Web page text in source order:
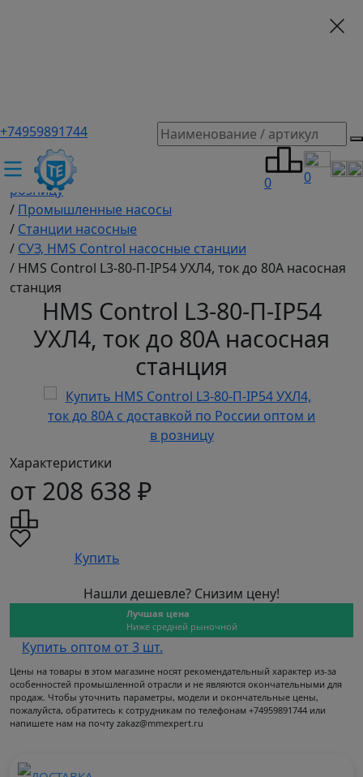
+74959891744
0 0
ТЕХЭКСПЕРТ российский производитель частотные
преобразователи, насосы, и вентиляция
/Промышленное оборудование купить оптом и в
розницу
/ Промышленные насосы
/ Станции насосные
/ СУЗ, HMS Control насосные станции
/ HMS Control L3-80-П-IP54 УХЛ4, ток до 80А насосная
станция
HMS Control L3-80-П-IP54
УХЛ4, ток до 80А насосная
станция
Характеристики
от 208 638 ₽
Купить
Нашли дешевле? Снизим цену!
Лучшая цена
Ниже средней рыночной
Купить оптом от 3 шт.
Цены на товары в этом магазине носят рекомендательный характер из-за
особенностей промышленной отрасли и не являются окончательными для
продаж. Чтобы уточнить параметры, модели и окончательные цены,
пожалуйста, обратитесь к сотрудникам по телефонам +74959891744 или
напишете нам на почту zakaz@mmexpert.ru